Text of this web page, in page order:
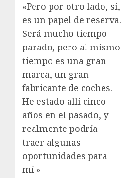
«Pero por otro lado, sí,
es un papel de reserva.
Será mucho tiempo
parado, pero al mismo
tiempo es una gran
marca, un gran
fabricante de coches.
He estado allí cinco
años en el pasado, y
realmente podría
traer algunas
oportunidades para
mí.»